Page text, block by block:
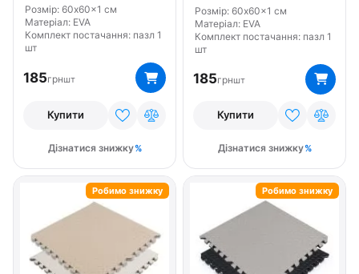
Розмір: 60x60x1 см
Матеріал: EVA
Комплект постачання: пазл 1
шт
185грншт
Купити
Дізнатися знижку
Розмір: 60x60x1 см
Матеріал: EVA
Комплект постачання: пазл 1
шт
185грншт
Купити
Дізнатися знижку
Робимо знижку Робимо знижку